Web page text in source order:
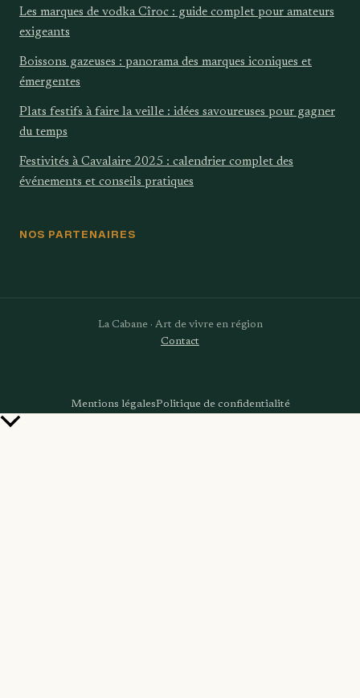
Les marques de vodka Cîroc : guide complet pour amateurs
exigeants
Boissons gazeuses : panorama des marques iconiques et
émergentes
Plats festifs à faire la veille : idées savoureuses pour gagner
du temps
Festivités à Cavalaire 2025 : calendrier complet des
événements et conseils pratiques
NOS PARTENAIRES
La Cabane · Art de vivre en région
Contact
Mentions légalesPolitique de confidentialité